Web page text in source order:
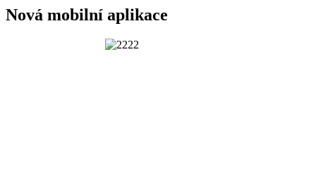
Nová mobilní aplikace